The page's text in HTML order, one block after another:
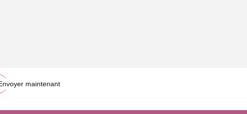
maintenant